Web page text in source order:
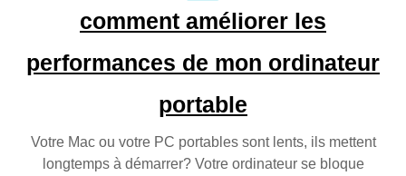
comment améliorer les
performances de mon ordinateur
portable
Votre Mac ou votre PC portables sont lents, ils mettent
longtemps à démarrer? Votre ordinateur se bloque